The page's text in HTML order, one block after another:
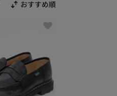
おすすめ順